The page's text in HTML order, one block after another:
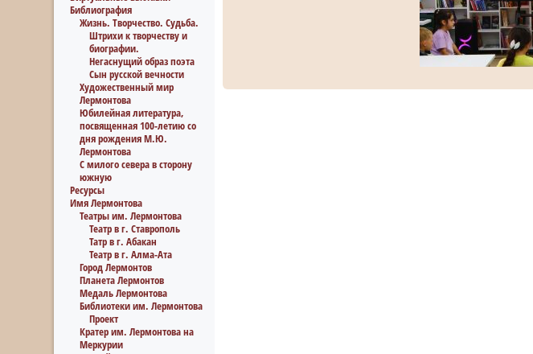
Библиография
Жизнь. Творчество. Судьба.
Штрихи к творчеству и
биографии.
Негаснущий образ поэта
Сын русской вечности
Художественный мир
Лермонтова
Юбилейная литература,
посвященная 100-летию со
дня рождения М.Ю.
Лермонтова
С милого севера в сторону
южную
Ресурсы
Имя Лермонтова
Театры им. Лермонтова
Театр в г. Ставрополь
Татр в г. Абакан
Театр в г. Алма-Ата
Город Лермонтов
Планета Лермонтов
Медаль Лермонтова
Библиотеки им. Лермонтова
Проект
Кратер им. Лермонтова на
Меркурии